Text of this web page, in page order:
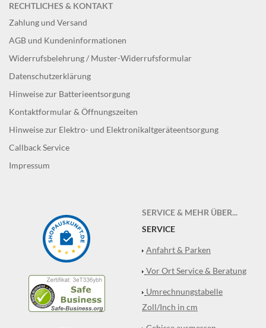
RECHTLICHES & KONTAKT
Zahlung und Versand
AGB und Kundeninformationen
Widerrufsbelehrung / Muster-Widerrufsformular
Datenschutzerklärung
Hinweise zur Batterieentsorgung
Kontaktformular & Öffnungszeiten
Hinweise zur Elektro- und Elektronikaltgeräteentsorgung
Callback Service
Impressum
SERVICE & MEHR ÜBER...
SERVICE
Anfahrt & Parken
Vor Ort Service & Beratung
Umrechnungstabelle
Zoll/Inch in cm